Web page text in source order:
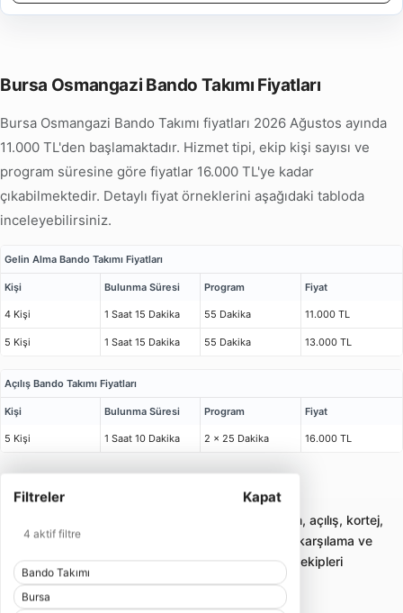
Filtreler Kapat
4 aktif filtre
Bando Takımı
Bursa
Bursa Osmangazi Bando Takımı Fiyatları
Bursa Osmangazi Bando Takımı fiyatları 2026 Ağustos ayında
11.000 TL'den başlamaktadır. Hizmet tipi, ekip kişi sayısı ve
program süresine göre fiyatlar 16.000 TL'ye kadar
çıkabilmektedir. Detaylı fiyat örneklerini aşağıdaki tabloda
inceleyebilirsiniz.
Gelin Alma Bando Takımı Fiyatları
Kişi Bulunma Süresi Program Fiyat
4 Kişi 1 Saat 15 Dakika 55 Dakika 11.000 TL
5 Kişi 1 Saat 15 Dakika 55 Dakika 13.000 TL
Açılış Bando Takımı Fiyatları
Kişi Bulunma Süresi Program Fiyat
5 Kişi 1 Saat 10 Dakika 2 x 25 Dakika 16.000 TL
Bursa Osmangazi Bando Takımı
Bando takımı kiralama; gelin alma, düğün, açılış, kortej,
sünnet ve kurumsal etkinliklerde enerjik karşılama ve
yürüyüş performansı sunan profesyonel ekipleri
karşılaştırmayı sağlar.